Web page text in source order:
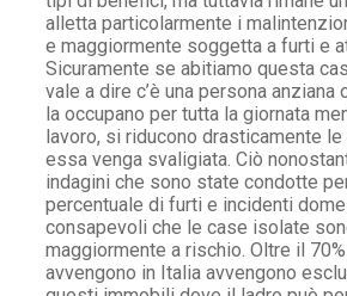
alletta particolarmente i
e maggiormente soggetta a furti e
Sicuramente se abitiamo questa
vale a dire c’è una persona anziana
la occupano per tutta la giornata
lavoro, si riducono drasticamente
essa venga svaligiata. Ciò
indagini che sono state condotte
percentuale di furti e incidenti
consapevoli che le case isolate
maggiormente a rischio. Oltre il
avvengono in Italia avvengono